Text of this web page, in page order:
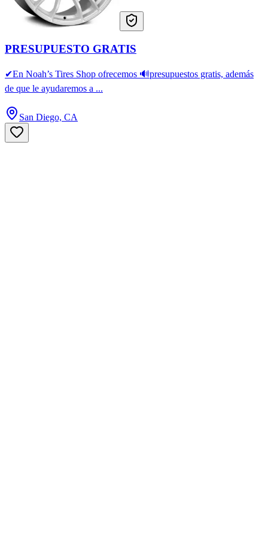
PRESUPUESTO GRATIS
✔En Noah’s Tires Shop ofrecemos 🔊presupuestos gratis, además
de que le ayudaremos a ...
San Diego, CA